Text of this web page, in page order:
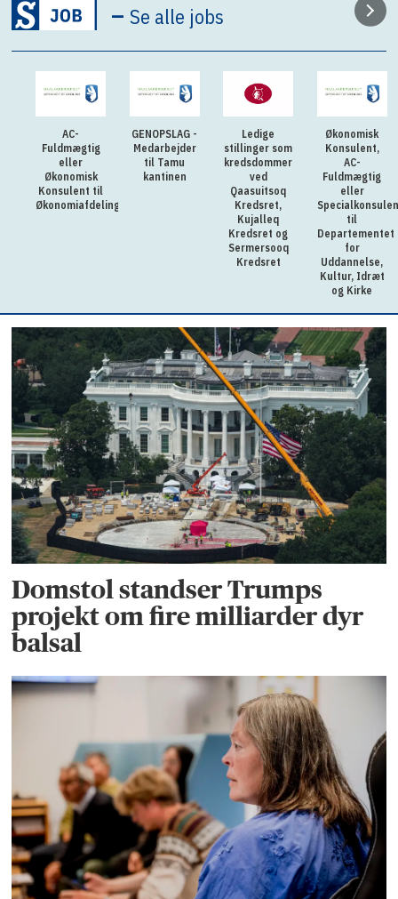
–Se alle jobs
AC-
Fuldmægtig
eller
Økonomisk
Konsulent til
Økonomiafdelingen
GENOPSLAG -
Medarbejder
til Tamu
kantinen
Ledige
stillinger som
kredsdommer
ved
Qaasuitsoq
Kredsret,
Kujalleq
Kredsret og
Sermersooq
Kredsret
Økonomisk
Konsulent,
AC-
Fuldmægtig
eller
til
Departementet
for
Uddannelse,
Kultur, Idræt
og Kirke
Domstol standser Trumps
projekt om fire milliarder dyr
balsal